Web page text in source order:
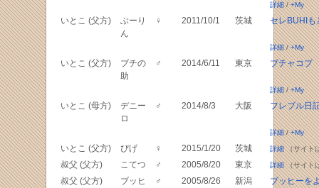
詳細/+My
いとこ (父方)
ぶーり
ん
♀ 2011/10/1 茨城 セレBUHIも
詳細/+My
いとこ (父方)
ブチの
助
♂ 2014/6/11 東京 ブチャコブ
詳細/+My
いとこ (母方)
デニー
ロ
♂ 2014/8/3 大阪 フレブル日
詳細/+My
いとこ (父方) ぴげ ♀ 2015/1/20 茨城 詳細（サイト
叔父 (父方) こてつ ♂ 2005/8/20 東京 詳細（サイト
叔父 (父方)
ブッヒ
♂ 2005/8/26 新潟 ブッヒーを